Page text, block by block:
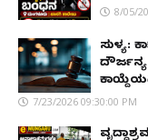
8/05/
ಸುಳ್ಯ:
7/23/2026 09:30:00 PM